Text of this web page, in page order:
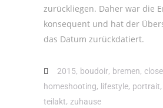
zurückliegen. Daher war die
konsequent und hat der
das Datum zurückdatiert.
2015, boudoir, bremen,
homeshooting, lifestyle, portrait,
teilakt, zuhause